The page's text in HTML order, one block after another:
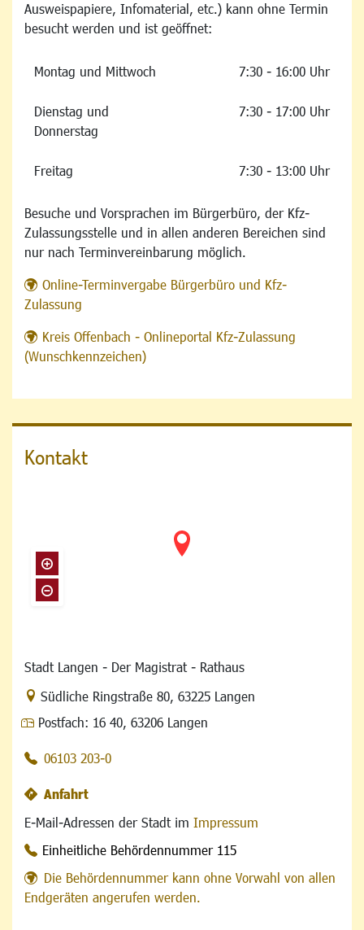
Ausweispapiere, Infomaterial, etc.) kann ohne Termin
besucht werden und ist geöffnet:
Montag und Mittwoch 7:30 - 16:00 Uhr
Dienstag und
Donnerstag
7:30 - 17:00 Uhr
Freitag 7:30 - 13:00 Uhr
Besuche und Vorsprachen im Bürgerbüro, der Kfz-
Zulassungsstelle und in allen anderen Bereichen sind
nur nach Terminvereinbarung möglich.
Online-Terminvergabe Bürgerbüro und Kfz-
Zulassung
Kreis Offenbach - Onlineportal Kfz-Zulassung
(Wunschkennzeichen)
Kontakt
Stadt Langen - Der Magistrat - Rathaus
Link zur Google-Maps Navigation
Südliche Ringstraße 80, 63225 Langen
Postfach: 16 40, 63206 Langen
06103 203-0
Anfahrt
E-Mail-Adressen der Stadt im Impressum
Einheitliche Behördennummer 115
Die Behördennummer kann ohne Vorwahl von allen
Endgeräten angerufen werden.